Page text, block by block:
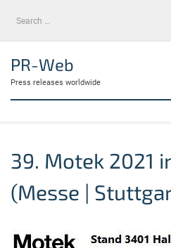
Search
PR-Web
Press releases worldwide
39. Motek 2021
(Messe |